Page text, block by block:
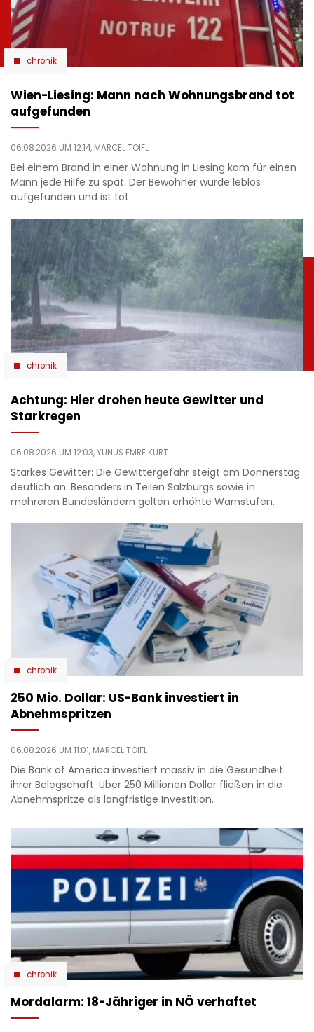
chronik
Wien-Liesing: Mann nach Wohnungsbrand tot
aufgefunden
06.08.2026 UM 12:14, MARCEL TOIFL
Bei einem Brand in einer Wohnung in Liesing kam für einen
Mann jede Hilfe zu spät. Der Bewohner wurde leblos
aufgefunden und ist tot.
chronik
Achtung: Hier drohen heute Gewitter und
Starkregen
06.08.2026 UM 12:03,YUNUS EMRE KURT
Starkes Gewitter: Die Gewittergefahr steigt am Donnerstag
deutlich an. Besonders in Teilen Salzburgs sowie in
mehreren Bundesländern gelten erhöhte Warnstufen.
chronik
250 Mio. Dollar: US-Bank investiert in
Abnehmspritzen
06.08.2026 UM 11:01, MARCEL TOIFL
Die Bank of America investiert massiv in die Gesundheit
ihrer Belegschaft. Über 250 Millionen Dollar fließen in die
Abnehmspritze als langfristige Investition.
chronik
Mordalarm: 18-Jähriger in NÖ verhaftet